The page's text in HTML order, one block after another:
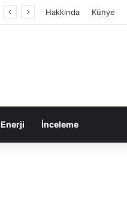
Hakkında Künye
Enerji İnceleme